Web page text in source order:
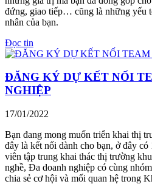
đứng, giao tiếp… cũng là những yếu
nhân của bạn.
Đọc tin
ĐĂNG KÝ DỰ KẾT NỐI
NGHIỆP
17/01/2022
Bạn đang mong muốn triển khai thị
đây là kết nối dành cho bạn, ở đây
viên tập trung khai thác thị trường
nghề, Đa doanh nghiệp có cùng
chia sẻ cơ hội và mối quan hệ trong